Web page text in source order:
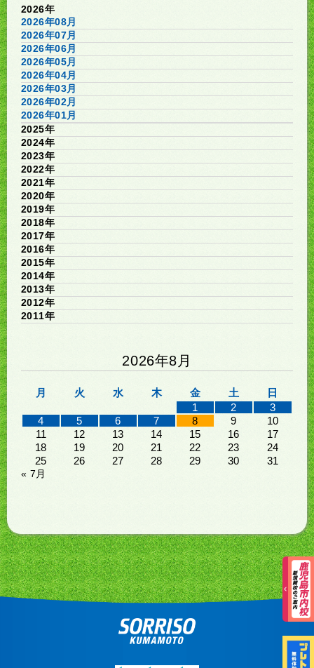
2026年
2026年08月
2026年07月
2026年06月
2026年05月
2026年04月
2026年03月
2026年02月
2026年01月
2025年
2024年
2023年
2022年
2021年
2020年
2019年
2018年
2017年
2016年
2015年
2014年
2013年
2012年
2011年
2026年8月
月 火 水 木 金 土
日
1
2
3
4
5 6 7 8 9
10
11
12 13 14 15 16
17
18
19 20 21 22 23
24
25
26 27 28 29 30 31
« 7月